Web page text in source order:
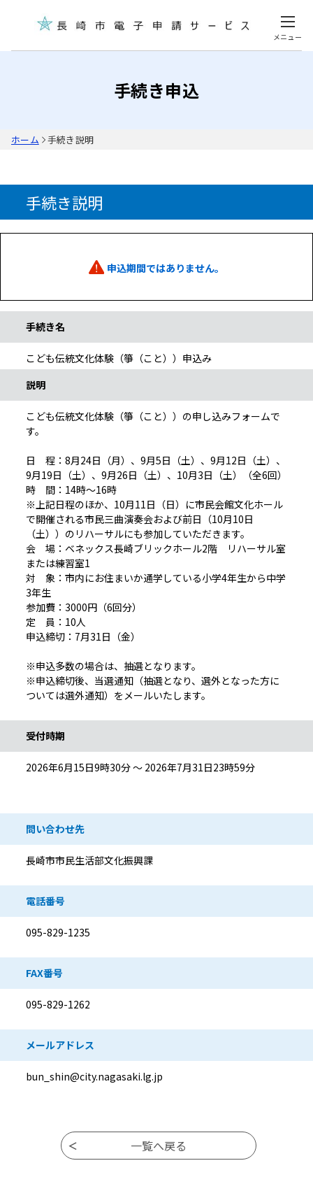
メニュー
手続き申込
ホーム 手続き説明
手続き説明
申込期間ではありません。
手続き名
こども伝統文化体験（箏（こと））申込み
説明
こども伝統文化体験（箏（こと））の申し込みフォームで
す。
日 程：8月24日（月）、9月5日（土）、9月12日（土）、
9月19日（土）、9月26日（土）、10月3日（土）（全6回）
時 間：14時～16時
※上記日程のほか、10月11日（日）に市民会館文化ホール
で開催される市民三曲演奏会および前日（10月10日
（土））のリハーサルにも参加していただきます。
会 場：ベネックス長崎ブリックホール2階 リハーサル室
または練習室1
対 象：市内にお住まいか通学している小学4年生から中学
3年生
参加費：3000円（6回分）
定 員：10人
申込締切：7月31日（金）
※申込多数の場合は、抽選となります。
※申込締切後、当選通知（抽選となり、選外となった方に
ついては選外通知）をメールいたします。
受付時期
2026年6月15日9時30分 ～ 2026年7月31日23時59分
問い合わせ先
長崎市市民生活部文化振興課
電話番号
095-829-1235
FAX番号
095-829-1262
メールアドレス
bun_shin@city.nagasaki.lg.jp